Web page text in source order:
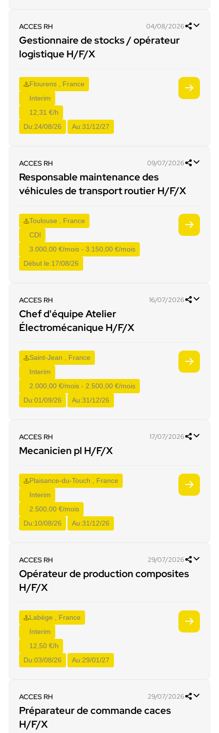
ACCES RH 04/08/2026
Gestionnaire de stocks / opérateur
logistique H/F/X
Flourens , France
Interim
12,31 €/h
Du:24/08/26 Au:31/12/27
ACCES RH 09/07/2026
Responsable maintenance des
véhicules de transport routier H/F/X
Toulouse , France
CDI
3.000,00 €/mois - 3.150,00 €/mois
Début le:17/08/26
ACCES RH 16/07/2026
Chef d'équipe Atelier
Électromécanique H/F/X
Saint-Jean , France
Interim
2.000,00 €/mois - 2.500,00 €/mois
Du:01/09/26 Au:31/12/26
ACCES RH 17/07/2026
Mecanicien pl H/F/X
Plaisance-du-Touch , France
Interim
2.500,00 €/mois
Du:10/08/26 Au:31/12/26
ACCES RH 29/07/2026
Opérateur de production composites
H/F/X
Labège , France
Interim
12,50 €/h
Du:03/08/26 Au:29/01/27
ACCES RH 29/07/2026
Préparateur de commande caces
H/F/X